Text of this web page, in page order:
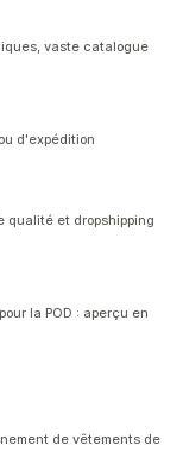
vaste catalogue
d'expédition
qualité et dropshipping
la POD : aperçu en
de vêtements de